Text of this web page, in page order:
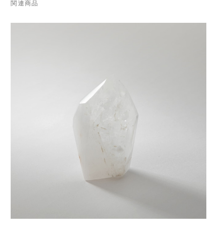
関連商品